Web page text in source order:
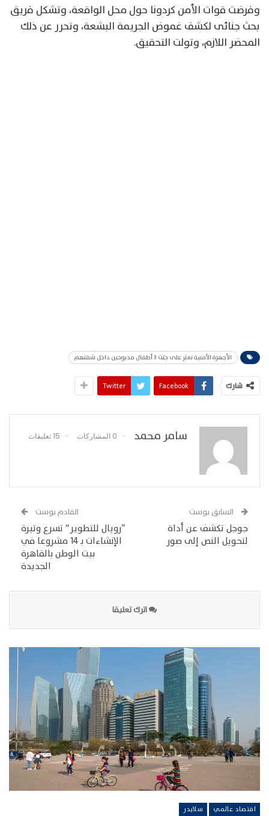
وفرضت قوات الأمن كردونا حول محل الواقعة، وتشكل فريق
بحث جنائى لكشف غموض الجريمة البشعة، وتحرر عن ذلك
المحضر اللازم، وتولت التحقيق.
الأجهزة الأمنية تعثر على جثث 3 أطفال مذبوحين داخل شقتهم
شارك Facebook
Twitter
سامر محمد 0 المشاركات 15 تعليقات
السابق بوست
جوجل تكشف عن أداة
لتحويل النص إلى صور
القادم بوست
“رويال للتطوير” تسرع وتيرة
الإنشاءات بـ 14 مشروعا في
بيت الوطن بالقاهرة
الجديدة
اترك تعليقا
اقتصاد عالمي سلايدر